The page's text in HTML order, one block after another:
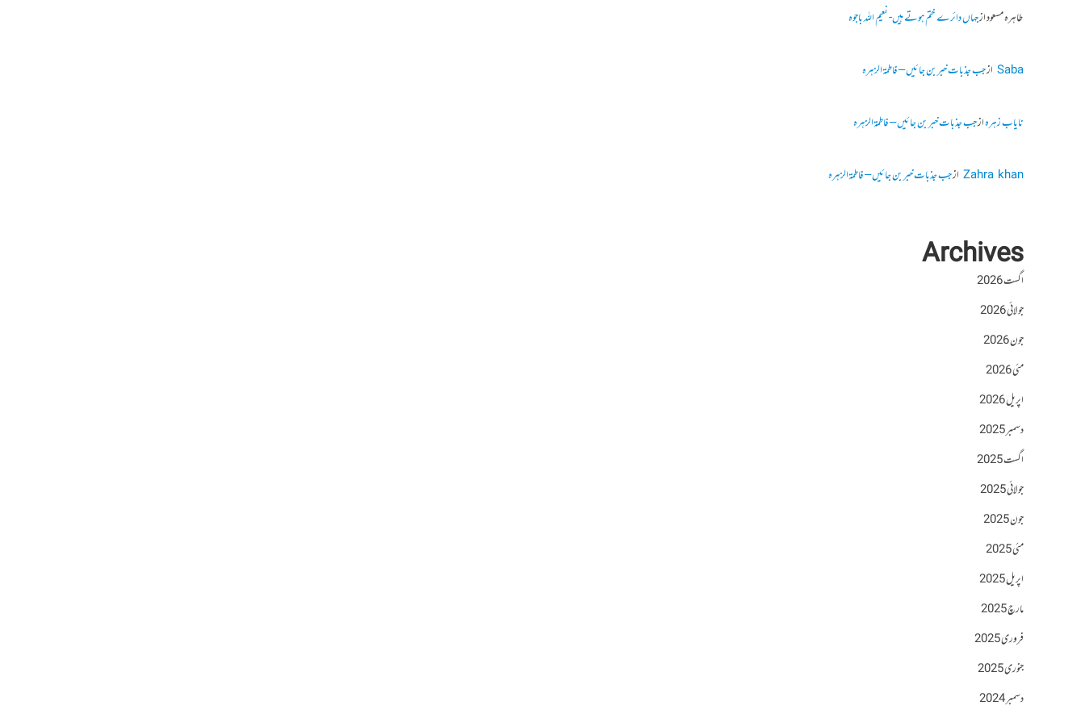
طاہرہ مسعودازجہاں دائرے ختم ہوتے ہیں- نعیم اللہ باجوہ
Sabaازجب جذبات خبر بن جائیں – فاطمۃالزہرہ
نایاب زہرہازجب جذبات خبر بن جائیں – فاطمۃالزہرہ
Zahra khanازجب جذبات خبر بن جائیں – فاطمۃالزہرہ
Archives
اگست 2026
جولائی 2026
جون 2026
مئی 2026
اپریل 2026
دسمبر 2025
اگست 2025
جولائی 2025
جون 2025
مئی 2025
اپریل 2025
مارچ 2025
فروری 2025
جنوری 2025
دسمبر 2024